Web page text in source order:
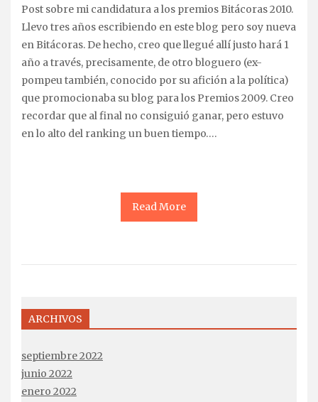
Post sobre mi candidatura a los premios Bitácoras 2010.
Llevo tres años escribiendo en este blog pero soy nueva
en Bitácoras. De hecho, creo que llegué allí justo hará 1
año a través, precisamente, de otro bloguero (ex-
pompeu también, conocido por su afición a la política)
que promocionaba su blog para los Premios 2009. Creo
recordar que al final no consiguió ganar, pero estuvo
en lo alto del ranking un buen tiempo….
Read More
ARCHIVOS
septiembre 2022
junio 2022
enero 2022